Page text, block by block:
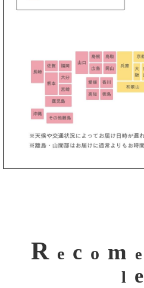
R e c o m e
l e